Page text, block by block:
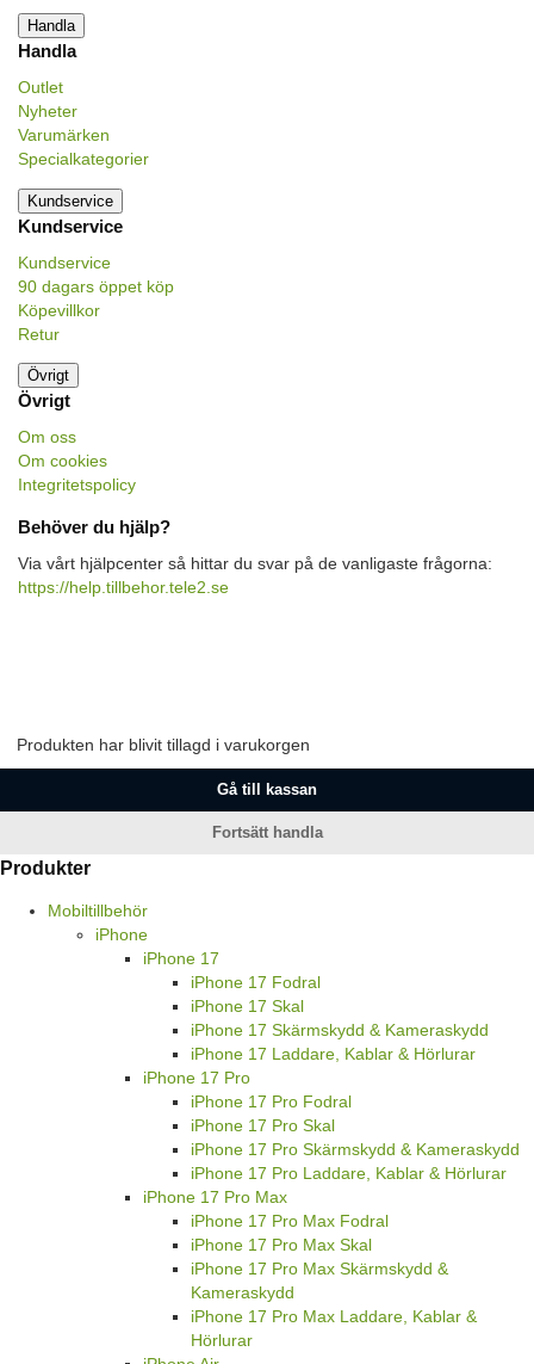
Handla
Handla
Outlet
Nyheter
Varumärken
Specialkategorier
Kundservice
Kundservice
Kundservice
90 dagars öppet köp
Köpevillkor
Retur
Övrigt
Övrigt
Om oss
Om cookies
Integritetspolicy
Behöver du hjälp?
Via vårt hjälpcenter så hittar du svar på de vanligaste frågorna:
https://help.tillbehor.tele2.se
Produkten har blivit tillagd i varukorgen
Gå till kassan
Fortsätt handla
Produkter
Mobiltillbehör
iPhone
iPhone 17
iPhone 17 Fodral
iPhone 17 Skal
iPhone 17 Skärmskydd & Kameraskydd
iPhone 17 Laddare, Kablar & Hörlurar
iPhone 17 Pro
iPhone 17 Pro Fodral
iPhone 17 Pro Skal
iPhone 17 Pro Skärmskydd & Kameraskydd
iPhone 17 Pro Laddare, Kablar & Hörlurar
iPhone 17 Pro Max
iPhone 17 Pro Max Fodral
iPhone 17 Pro Max Skal
iPhone 17 Pro Max Skärmskydd &
Kameraskydd
iPhone 17 Pro Max Laddare, Kablar &
Hörlurar